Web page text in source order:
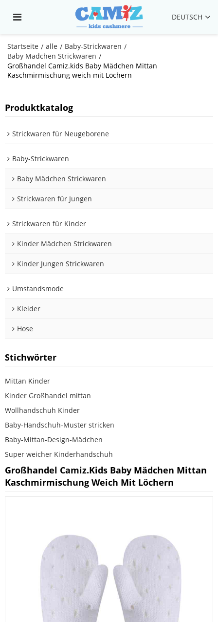
DEUTSCH
Startseite / alle / Baby-Strickwaren /
Baby Mädchen Strickwaren /
Großhandel Camiz.kids Baby Mädchen Mittan
Kaschmirmischung weich mit Löchern
Produktkatalog
Strickwaren für Neugeborene
Baby-Strickwaren
Baby Mädchen Strickwaren
Strickwaren für Jungen
Strickwaren für Kinder
Kinder Mädchen Strickwaren
Kinder Jungen Strickwaren
Umstandsmode
Kleider
Hose
Stichwörter
Mittan Kinder
Kinder Großhandel mittan
Wollhandschuh Kinder
Baby-Handschuh-Muster stricken
Baby-Mittan-Design-Mädchen
Super weicher Kinderhandschuh
Großhandel Camiz.kids Baby Mädchen Mittan
Kaschmirmischung Weich Mit Löchern